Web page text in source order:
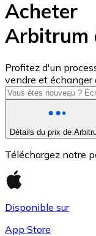
USD Coin
USDC
Acheter
Arbitrum
Profitez d'un
vendre et échanger
Détails du prix de
Téléchargez notre
Disponible sur
App Store